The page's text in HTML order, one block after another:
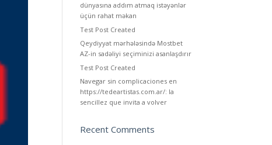
dünyasına addım atmaq istəyənlər
üçün rahat məkan
Test Post Created
Qeydiyyat mərhələsində Mostbet
AZ-in sadəliyi seçiminizi asanlaşdırır
Test Post Created
Navegar sin complicaciones en
https://tedeartistas.com.ar/: la
sencillez que invita a volver
Recent Comments